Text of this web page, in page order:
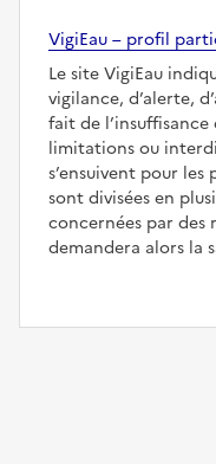
VigiEau – profil
Le site VigiEau
vigilance, d’alerte,
fait de l’insuffisance
limitations ou
s’ensuivent pour
sont divisées en
concernées par
demandera alors la